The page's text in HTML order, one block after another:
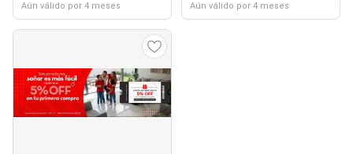
Aún válido por 4 meses Aún válido por 4 meses